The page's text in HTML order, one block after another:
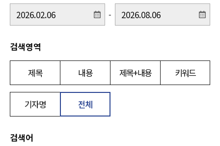
-
검색영역
제목 내용 제목+내용 키워드
기자명 전체
검색어